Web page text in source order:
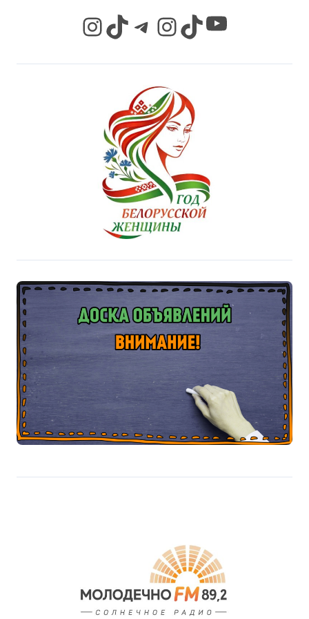
InstagramTikTok Telegram InstagramTikTok YouTube